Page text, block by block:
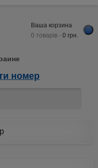
Ваша корзина
0 товарів -0 грн.
номер